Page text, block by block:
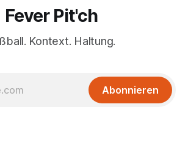
Fever Pit'ch
Kontext. Haltung.
Abonnieren